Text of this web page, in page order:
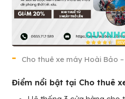
Cho thuê xe máy Hoài Bảo
Điểm nổi bật tại Cho thuê